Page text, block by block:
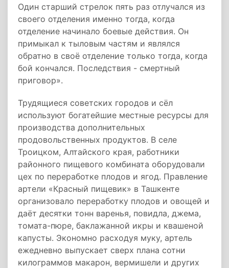
Один старший стрелок пять раз отлучался из
своего отделения именно тогда, когда
отделение начинало боевые действия. Он
примыкал к тыловым частям и являлся
обратно в своё отделение только тогда, когда
бой кончался. Последствия - смертный
приговор».
Трудящиеся советских городов и сёл
используют богатейшие местные ресурсы для
производства дополнительных
продовольственных продуктов. В селе
Троицком, Алтайского края, работники
районного пищевого комбината оборудовали
цех по переработке плодов и ягод. Правление
артели «Красный пищевик» в Ташкенте
организовало переработку плодов и овощей и
даёт десятки тонн варенья, повидла, джема,
томата-пюре, баклажанной икры и квашеной
капусты. Экономно расходуя муку, артель
ежедневно выпускает сверх плана сотни
килограммов макарон, вермишели и других